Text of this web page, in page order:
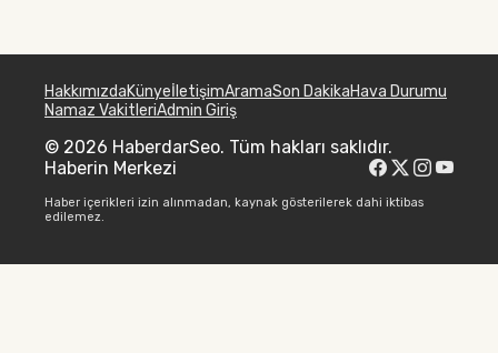
HakkımızdaKünyeİletişimAramaSon DakikaHava Durumu
Namaz VakitleriAdmin Giriş
© 2026 HaberdarSeo. Tüm hakları saklıdır.
Haberin Merkezi
Haber içerikleri izin alınmadan, kaynak gösterilerek dahi iktibas
edilemez.